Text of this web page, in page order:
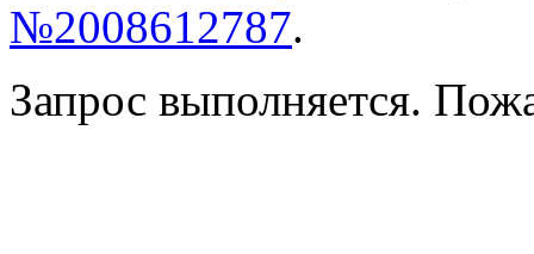
№2008612787.
Запрос выполняется.